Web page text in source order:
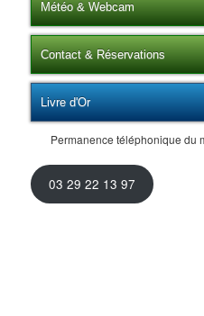
Météo & Webcam
Contact & Réservations
Livre d'Or
Permanence téléphonique du
03 29 22 13 97